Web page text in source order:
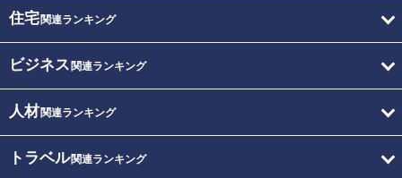
住宅関連ランキング
ビジネス 関連ランキング
人材関連ランキング
トラベル関連ランキング